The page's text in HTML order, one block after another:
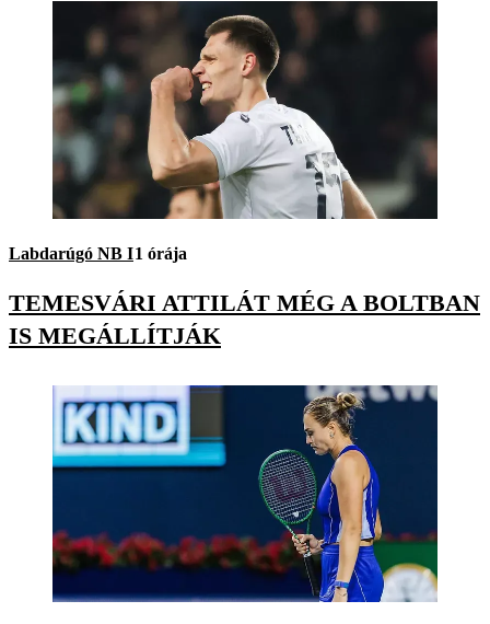
Labdarúgó NB I1 órája
TEMESVÁRI ATTILÁT MÉG A BOLTBAN
IS MEGÁLLÍTJÁK